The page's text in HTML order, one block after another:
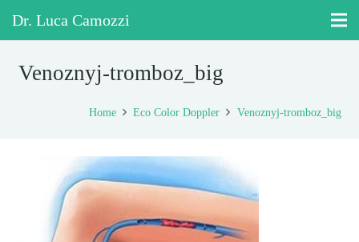
Dr. Luca Camozzi
Venoznyj-tromboz_big
Home Eco Color Doppler Venoznyj-tromboz_big